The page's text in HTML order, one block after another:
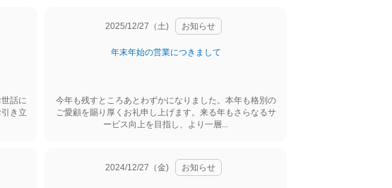
話に
き立
2025/12/27（土) お知らせ
年末年始の営業につきまして
今年も残すところあとわずかになりました。本年も格別の
ご愛顧を賜り厚くお礼申し上げます。来る年もさらなるサ
ービス向上を目指し、より一層...
2024/12/27（金) お知らせ